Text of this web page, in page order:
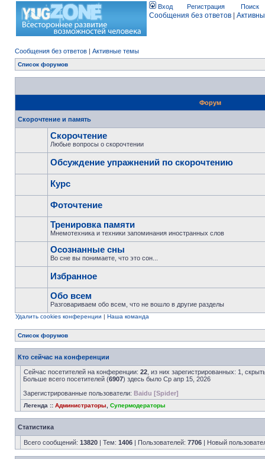
Вход Регистрация Поиск
Сообщения без ответов
Сообщения без ответов | Активные темы
Список форумов
Форум
Скорочтение и память
Скорочтение
Любые вопросы о скорочтении
Обсуждение упражнений по скорочтению
Курс
Фоточтение
Тренировка памяти
Мнемотехника и техники запоминания иностранных слов
Осознанные сны
Во сне вы понимаете, что это сон...
Избранное
Обо всем
Разговариваем обо всем, что не вошло в другие разделы
Удалить cookies конференции | Наша команда
Список форумов
Кто сейчас на конференции
Сейчас посетителей на конференции: 22 , из них зарегистрированных: 1,
Больше всего посетителей (6907) здесь было Ср апр 15, 2026
Зарегистрированные пользователи: Baidu [Spider]
Легенда :: Администраторы Супермодераторы
Статистика
Всего сообщений: 13820 | Тем: 1406 | Пользователей: 7706 | Новый